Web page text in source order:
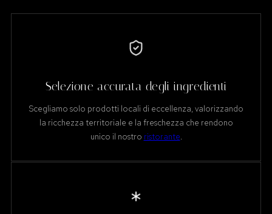
Selezione accurata degli ingredienti
Scegliamo solo prodotti locali di eccellenza, valorizzando
la ricchezza territoriale e la freschezza che rendono
unico il nostro ristorante